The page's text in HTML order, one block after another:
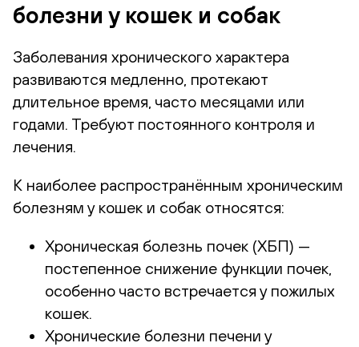
болезни у кошек и собак
Заболевания хронического характера
развиваются медленно, протекают
длительное время, часто месяцами или
годами. Требуют постоянного контроля и
лечения.
К наиболее распространённым хроническим
болезням у кошек и собак относятся:
Хроническая болезнь почек (ХБП) —
постепенное снижение функции почек,
особенно часто встречается у пожилых
кошек.
Хронические болезни печени у